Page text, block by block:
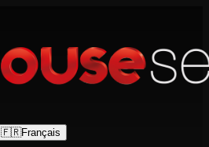
🇫🇷Français